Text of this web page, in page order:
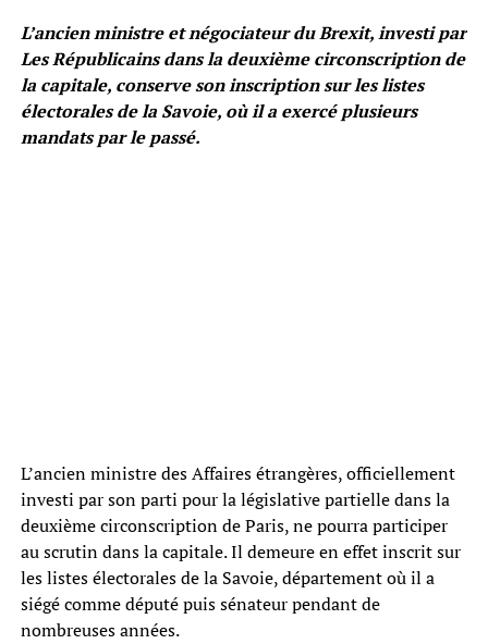
L’ancien ministre et négociateur du Brexit, investi par
Les Républicains dans la deuxième circonscription de
la capitale, conserve son inscription sur les listes
électorales de la Savoie, où il a exercé plusieurs
mandats par le passé.
L’ancien ministre des Affaires étrangères, officiellement
investi par son parti pour la législative partielle dans la
deuxième circonscription de Paris, ne pourra participer
au scrutin dans la capitale. Il demeure en effet inscrit sur
les listes électorales de la Savoie, département où il a
siégé comme député puis sénateur pendant de
nombreuses années.